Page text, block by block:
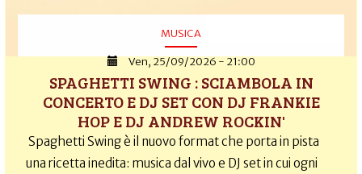
MUSICA
Ven, 25/09/2026 - 21:00
SPAGHETTI SWING : SCIAMBOLA IN
CONCERTO E DJ SET CON DJ FRANKIE
HOP E DJ ANDREW ROCKIN'
Spaghetti Swing è il nuovo format che porta in pista
una ricetta inedita: musica dal vivo e DJ set in cui ogni